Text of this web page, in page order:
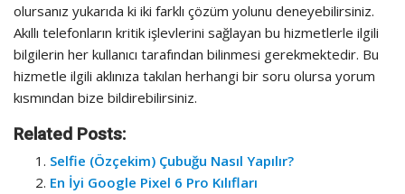
olursanız yukarıda ki iki farklı çözüm yolunu deneyebilirsiniz.
Akıllı telefonların kritik işlevlerini sağlayan bu hizmetlerle ilgili
bilgilerin her kullanıcı tarafından bilinmesi gerekmektedir. Bu
hizmetle ilgili aklınıza takılan herhangi bir soru olursa yorum
kısmından bize bildirebilirsiniz.
Related Posts:
Selfie (Özçekim) Çubuğu Nasıl Yapılır?
En İyi Google Pixel 6 Pro Kılıfları